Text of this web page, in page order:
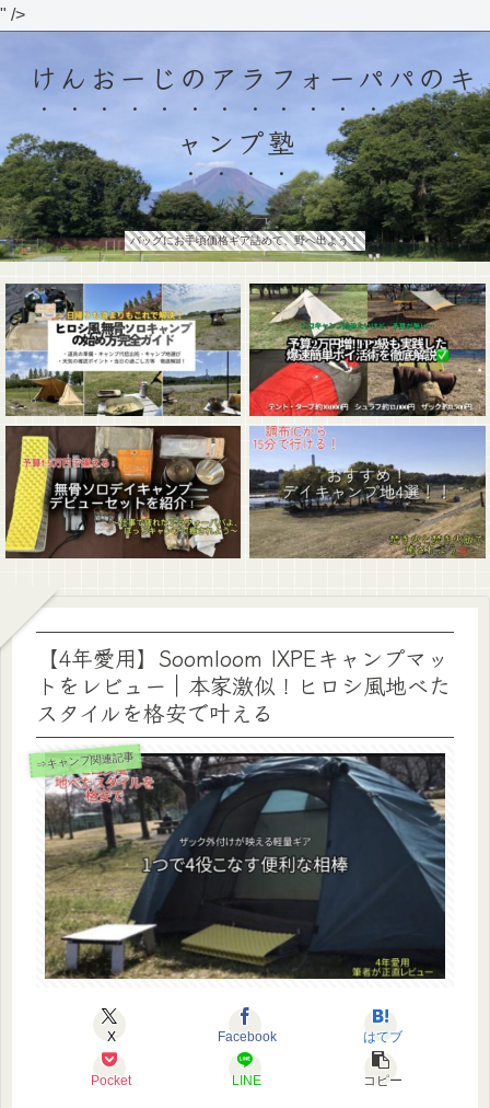
" />
けんおーじのアラフォーパパのキ
ャンプ塾
バッグにお手頃価格ギア詰めて、野へ出よう！
【4年愛用】Soomloom IXPEキャンプマッ
トをレビュー｜本家激似！ヒロシ風地べた
スタイルを格安で叶える
⇒キャンプ関連記事
X Facebook はてブ
Pocket LINE コピー